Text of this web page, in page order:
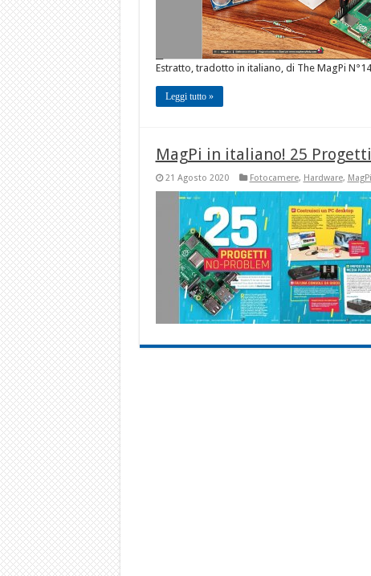
Estratto, tradotto in italiano, di The MagPi
Leggi tutto »
MagPi in italiano! 25
21 Agosto 2020 Fotocamere, Hardware, MagPi